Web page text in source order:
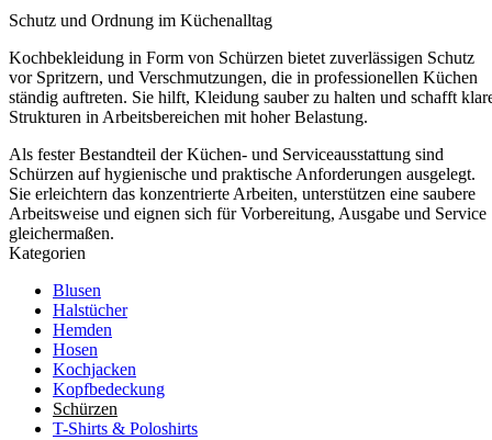
Schutz und Ordnung im Küchenalltag
Kochbekleidung in Form von Schürzen bietet zuverlässigen Schutz
vor Spritzern, und Verschmutzungen, die in professionellen Küchen
ständig auftreten. Sie hilft, Kleidung sauber zu halten und schafft
Strukturen in Arbeitsbereichen mit hoher Belastung.
Als fester Bestandteil der Küchen- und Serviceausstattung sind
Schürzen auf hygienische und praktische Anforderungen ausgelegt.
Sie erleichtern das konzentrierte Arbeiten, unterstützen eine saubere
Arbeitsweise und eignen sich für Vorbereitung, Ausgabe und Service
gleichermaßen.
Kategorien
Blusen
Halstücher
Hemden
Hosen
Kochjacken
Kopfbedeckung
Schürzen
T-Shirts & Poloshirts